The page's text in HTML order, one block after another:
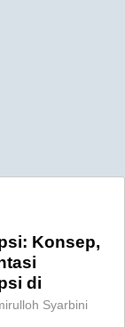
Konsep,
di
Syarbini